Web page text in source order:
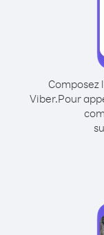
Composez
Viber.Pour